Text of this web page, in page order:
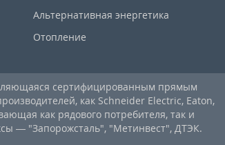
Альтернативная энергетика
Отопление
сертифицированным прямым
как Schneider Electric, Eaton,
как рядового потребителя, так и
— "Запорожсталь", "Метинвест", ДТЭК.